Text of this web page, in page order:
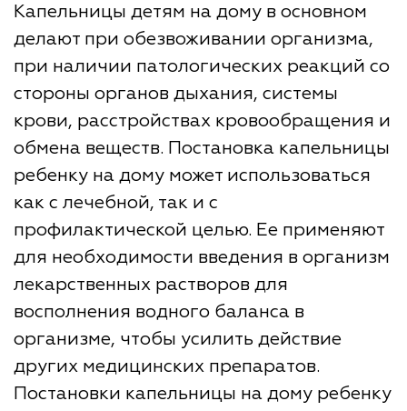
Капельницы детям на дому в основном
делают при обезвоживании организма,
при наличии патологических реакций со
стороны органов дыхания, системы
крови, расстройствах кровообращения и
обмена веществ. Постановка капельницы
ребенку на дому может использоваться
как с лечебной, так и с
профилактической целью. Ее применяют
для необходимости введения в организм
лекарственных растворов для
восполнения водного баланса в
организме, чтобы усилить действие
других медицинских препаратов.
Постановки капельницы на дому ребенку